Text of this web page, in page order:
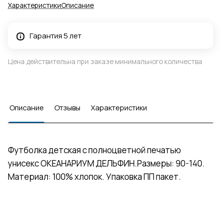
ХарактеристикиОписание
Гарантия 5 лет
Цена действительна при заказе минимального количества
Описание Отзывы Характеристики
Футболка детская с полноцветной печатью
унисекс ОКЕАНАРИУМ ДЕЛЬФИН.Размеры: 90-140.
Материал: 100% хлопок. Упаковка ПП пакет.